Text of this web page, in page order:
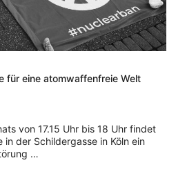
für eine atomwaffenfreie Welt
von 17.15 Uhr bis 18 Uhr findet
der Schildergasse in Köln ein
…